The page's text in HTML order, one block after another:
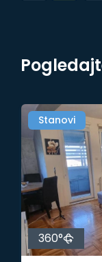
Stanovi
360°